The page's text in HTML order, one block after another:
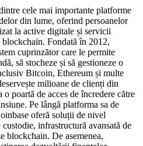
cele mai importante platforme
din lume, oferind persoanelor
la active digitale și servicii
Fondată în 2012,
cuprinzător care le permite
să stocheze și să gestioneze o
Bitcoin, Ethereum și multe
milioane de clienți din
poartă de acces de încredere către
Pe lângă platforma sa de
oferă soluții de nivel
infrastructură avansată de
blockchain. De asemenea,